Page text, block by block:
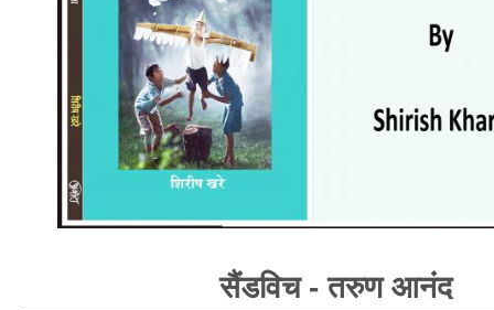
सैंडविच - तरुण आनंद